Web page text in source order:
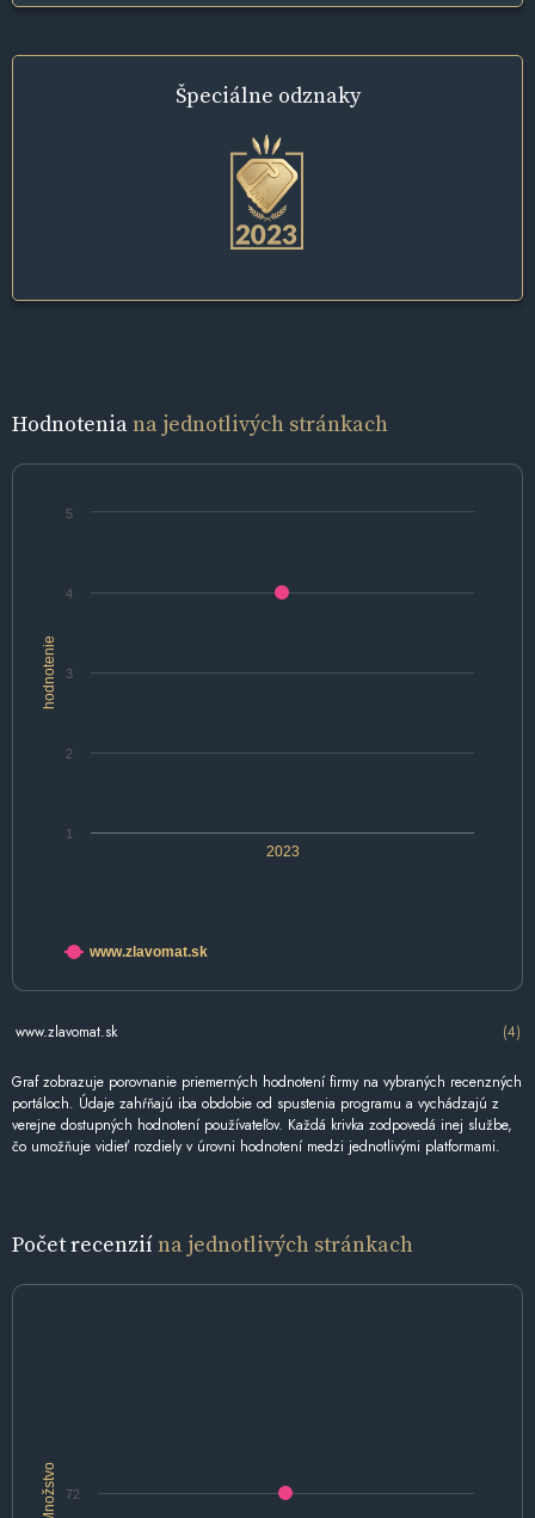
Špeciálne odznaky
Hodnoteniana jednotlivých stránkach
hodnotenie
2023
1
2
3
4
5
www.zlavomat.sk
www.zlavomat.sk (4)
Graf zobrazuje porovnanie priemerných hodnotení firmy na vybraných recenzných
portáloch. Údaje zahŕňajú iba obdobie od spustenia programu a vychádzajú z
verejne dostupných hodnotení používateľov. Každá krivka zodpovedá inej službe,
čo umožňuje vidieť rozdiely v úrovni hodnotení medzi jednotlivými platformami.
Počet recenziína jednotlivých stránkach
Množstvo 72